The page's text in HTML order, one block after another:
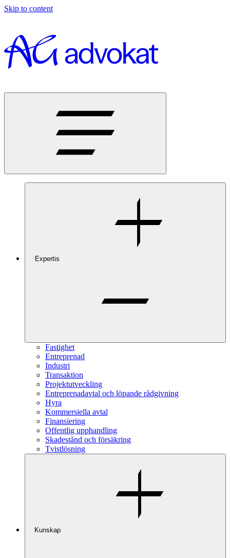
Skip to content
Expertis
Fastighet
Entreprenad
Industri
Transaktion
Projektutveckling
Entreprenadavtal och löpande rådgivning
Hyra
Kommersiella avtal
Finansiering
Offentlig upphandling
Skadestånd och försäkring
Tvistlösning
Kunskap